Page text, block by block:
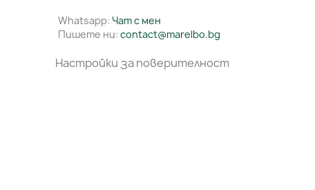
Whatsapp: Чат с мен
Пишете ни: contact@marelbo.bg
Настройки за поверителност